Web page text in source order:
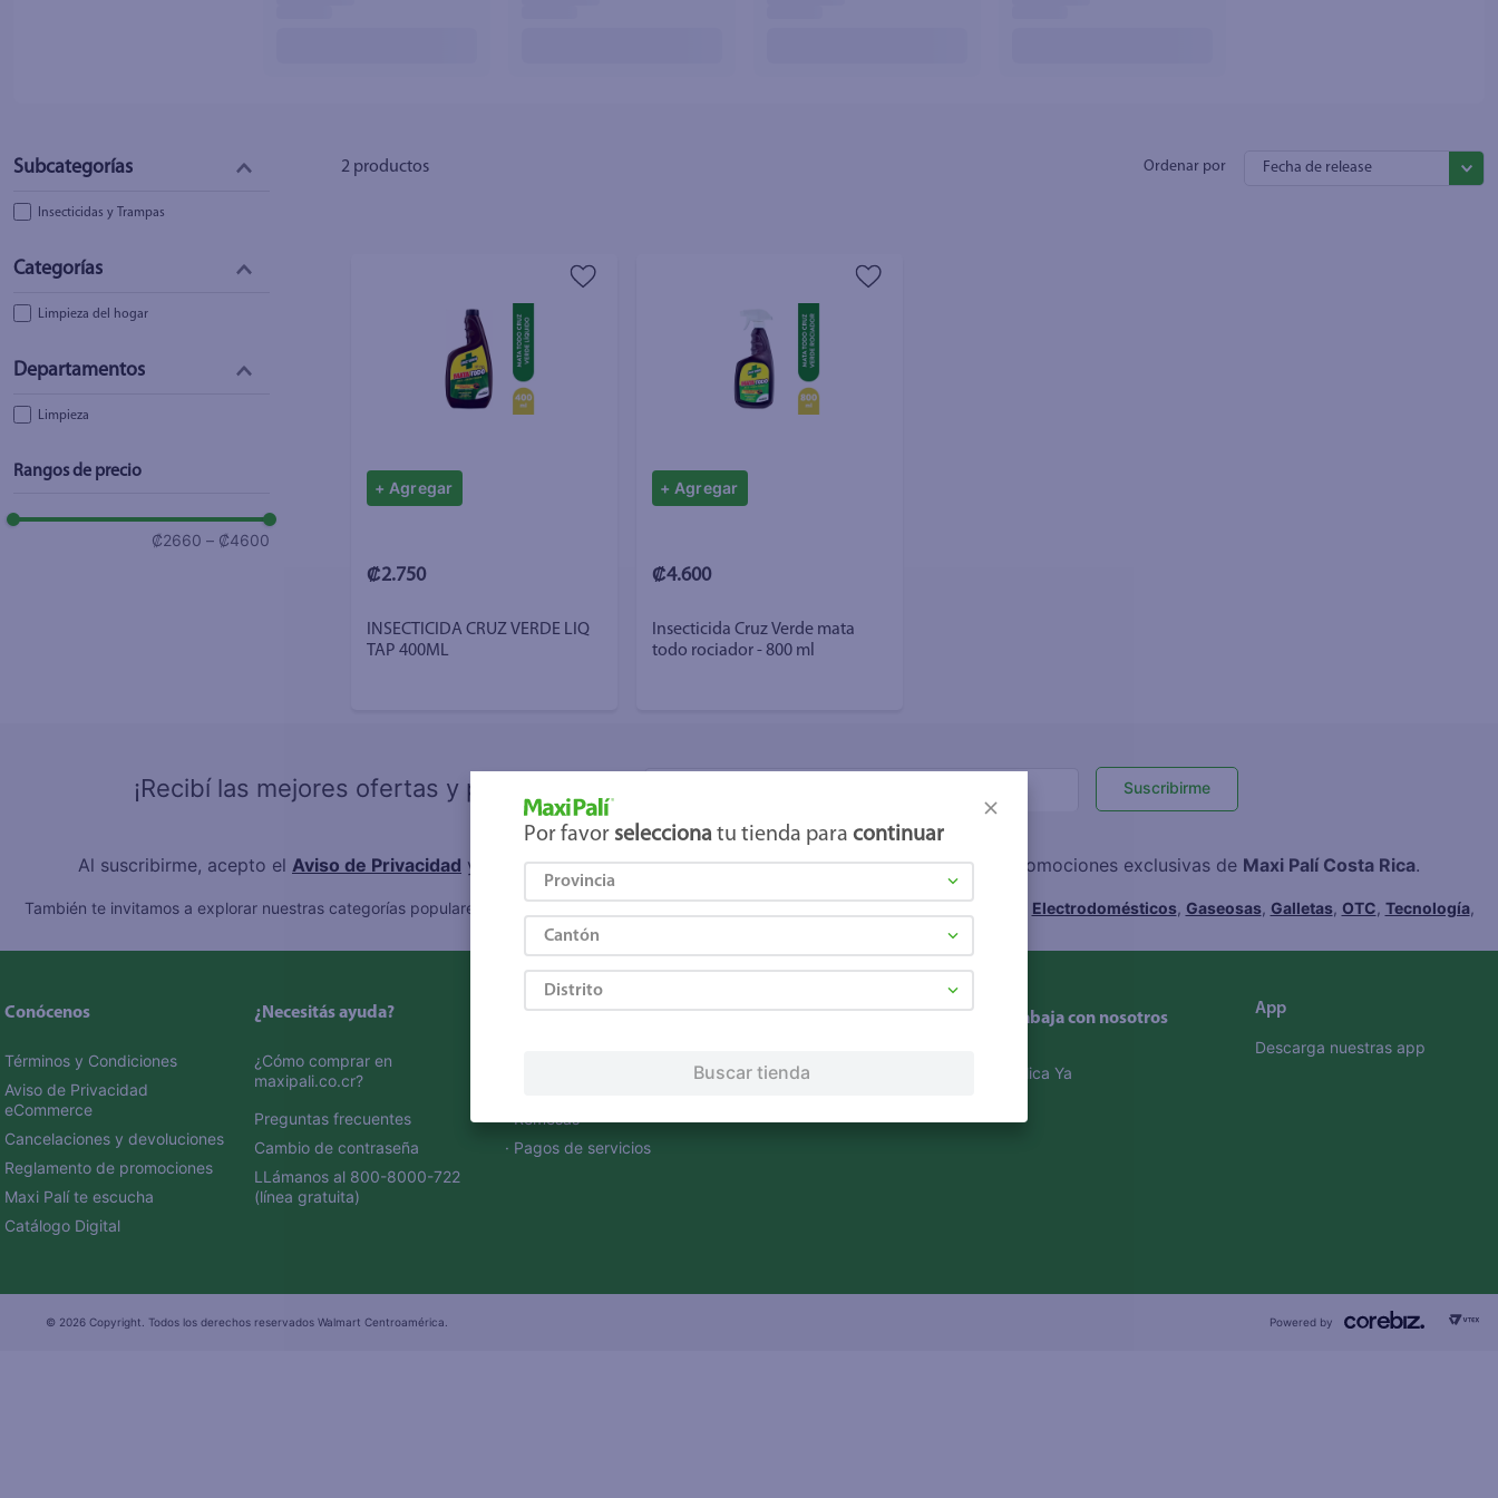
Insecticidas y Trampas
Limpieza del hogar
Limpieza
Rangos de precio
₡2660 – ₡4600
2 productos Fecha de release
+ Agregar
₡2.750
INSECTICIDA CRUZ VERDE LIQ
TAP 400ML
+ Agregar
₡4.600
Insecticida Cruz Verde mata
todo rociador - 800 ml
¡Recibí las mejores ofertas y promociones! Suscribirme
Al suscribirme, acepto el Aviso de Privacidad y los Términos y Condiciones, así como el envío de noticias y promociones exclusivas de Maxi Palí Costa Rica.
También te invitamos a explorar nuestras categorías populares: Celulares,Línea blanca,Cervezas,Granos básicos,Pantallas,Leches Electrodomésticos, Gaseosas, Galletas, OTC, Tecnología,
Conócenos
Términos y Condiciones
Aviso de Privacidad
eCommerce
Cancelaciones y devoluciones
Reglamento de promociones
Maxi Palí te escucha
Catálogo Digital
¿Necesitás ayuda?
¿Cómo comprar en
maxipali.co.cr?
Preguntas frecuentes
Cambio de contraseña
LLámanos al 800-8000-722
(línea gratuita)
Servicios
· Remesas
· Pagos de servicios
Tarjeta de crédito
Trabaja con nosotros
Aplica Ya
App
Descarga nuestras app
© 2026 Copyright. Todos los derechos reservados Walmart Centroamérica. Powered by
Por favor selecciona tu tienda para continuar
Provincia
Cantón
Distrito
Buscar tienda